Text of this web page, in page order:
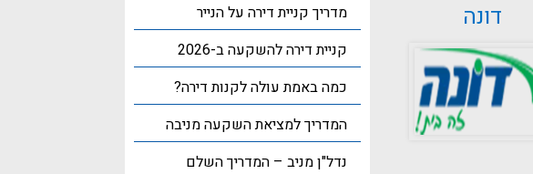
דונה
מדריך קניית דירה על הנייר
קניית דירה להשקעה ב-2026
כמה באמת עולה לקנות דירה?
המדריך למציאת השקעה מניבה
נדל"ן מניב – המדריך השלם